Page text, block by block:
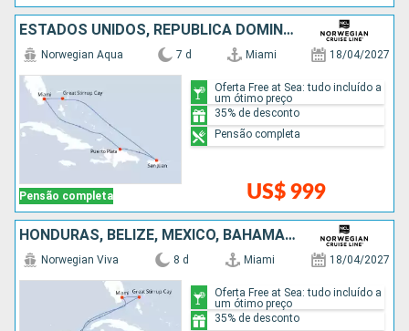
ESTADOS UNIDOS, REPUBLICA DOMINICANA, PORTO RICO, BAHAMAS
Pensão completa
Norwegian Aqua 7 d Miami 18/04/2027
US$ 999
Oferta Free at Sea: tudo incluído a
um ótimo preço
35% de desconto
Pensão completa
HONDURAS, BELIZE, MÉXICO, BAHAMAS, ESTADOS UNIDOS
Norwegian Viva 8 d Miami 18/04/2027
Oferta Free at Sea: tudo incluído a
um ótimo preço
35% de desconto